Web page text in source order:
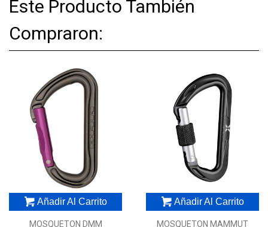
Este Producto También
Compraron:
Añadir Al Carrito
MOSQUETON DMM
Añadir Al Carrito
MOSQUETON MAMMUT